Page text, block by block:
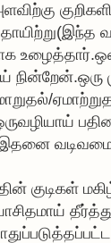
இதனை
குடிகள்